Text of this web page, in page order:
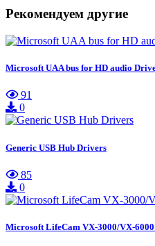
Рекомендуем другие
Microsoft UAA bus for HD audio
91
0
Generic USB Hub Drivers
85
0
Microsoft LifeCam VX-3000/VX-